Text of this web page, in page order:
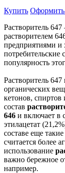
Купить Оформить
Растворитель
растворителем
предприятиями и
потребительские
популярность
Растворитель 647
органических
кетонов,
состав
646 и включает в
этилацетат
составе еще
считается более
использование
важно бережное
например.